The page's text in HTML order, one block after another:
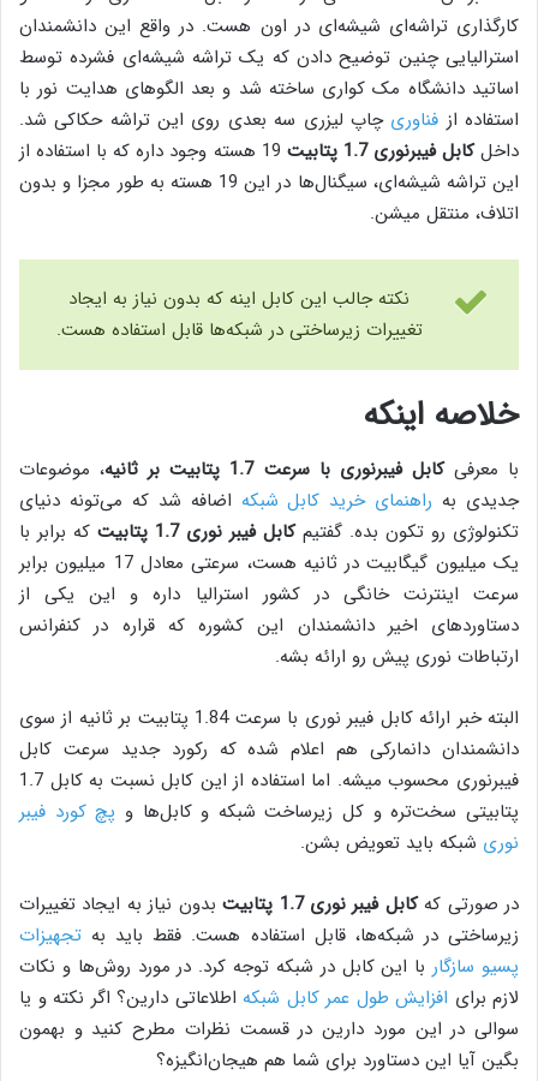
کارگذاری تراشه‌ای شیشه‌ای در اون هست. در واقع این دانشمندان
استرالیایی چنین توضیح دادن که یک تراشه شیشه‌ای فشرده توسط
اساتید دانشگاه مک کواری ساخته شد و بعد الگوهای هدایت نور با
استفاده از فناوری چاپ لیزری سه بعدی روی این تراشه حکاکی شد.
داخلکابل فیبرنوری 1.7 پتابیت
19 هسته وجود داره که با استفاده از
این تراشه شیشه‌ای، سیگنال‌ها در این 19 هسته به طور مجزا و بدون
اتلاف، منتقل میشن.
نکته جالب این کابل اینه که بدون نیاز به ایجاد
تغییرات زیرساختی در شبکه‌ها قابل استفاده هست.
خلاصه اینکه
با معرفیکابل فیبرنوری با سرعت 1.7 پتابیت بر ثانیه
، موضوعات
جدیدی به راهنمای خرید کابل شبکه اضافه شد که می‌تونه دنیای
تکنولوژی رو تکون بده. گفتیمکابل فیبر نوری 1.7 پتابیت
که برابر با
یک میلیون گیگابیت در ثانیه هست، سرعتی معادل 17 میلیون برابر
سرعت اینترنت خانگی در کشور استرالیا داره و این یکی از
دستاوردهای اخیر دانشمندان این کشوره که قراره در کنفرانس
ارتباطات نوری پیش رو ارائه بشه.
البته خبر ارائه کابل فیبر نوری با سرعت 1.84 پتابیت بر ثانیه از سوی
دانشمندان دانمارکی هم اعلام شده که رکورد جدید سرعت کابل
فیبرنوری محسوب میشه. اما استفاده از این کابل نسبت به کابل 1.7
پتابیتی سخت‌تره و کل زیرساخت شبکه و کابل‌ها و پچ کورد فیبر
نوری شبکه باید تعویض بشن.
در صورتی کهکابل فیبر نوری 1.7 پتابیت
بدون نیاز به ایجاد تغییرات
زیرساختی در شبکه‌ها، قابل استفاده هست. فقط باید به تجهیزات
پسیو سازگاربا این کابل در شبکه توجه کرد. در مورد روش‌ها و نکات
لازم برای افزایش طول عمر کابل شبکه اطلاعاتی دارین؟ اگر نکته و یا
سوالی در این مورد دارین در قسمت نظرات مطرح کنید و بهمون
بگین آیا این دستاورد برای شما هم هیجان‌انگیزه؟